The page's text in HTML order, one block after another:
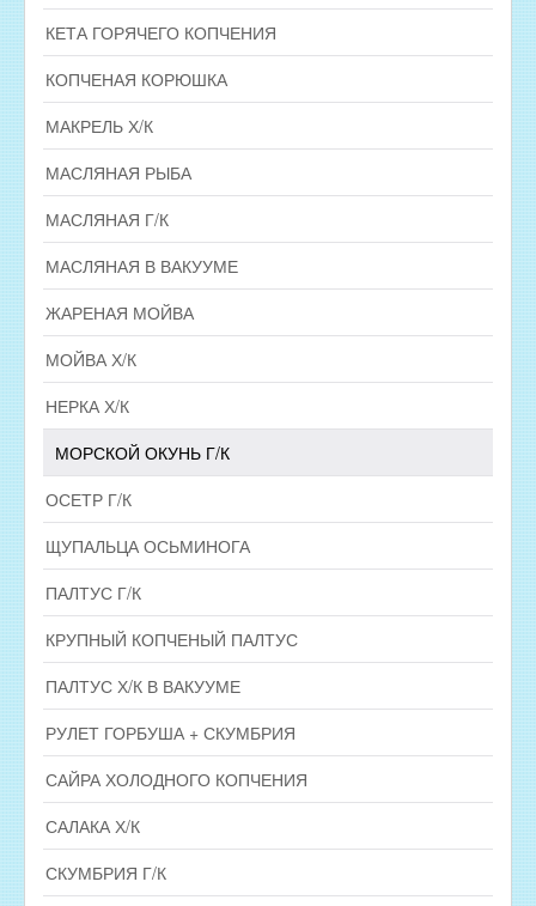
КЕТА ГОРЯЧЕГО КОПЧЕНИЯ
КОПЧЕНАЯ КОРЮШКА
МАКРЕЛЬ Х/К
МАСЛЯНАЯ РЫБА
МАСЛЯНАЯ Г/К
МАСЛЯНАЯ В ВАКУУМЕ
ЖАРЕНАЯ МОЙВА
МОЙВА Х/К
НЕРКА Х/К
МОРСКОЙ ОКУНЬ Г/К
ОСЕТР Г/К
ЩУПАЛЬЦА ОСЬМИНОГА
ПАЛТУС Г/К
КРУПНЫЙ КОПЧЕНЫЙ ПАЛТУС
ПАЛТУС Х/К В ВАКУУМЕ
РУЛЕТ ГОРБУША + СКУМБРИЯ
САЙРА ХОЛОДНОГО КОПЧЕНИЯ
САЛАКА Х/К
СКУМБРИЯ Г/К